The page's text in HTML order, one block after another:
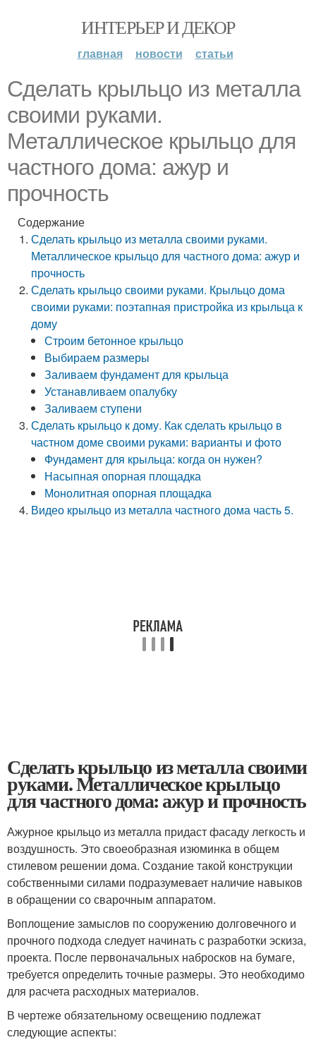
ИНТЕРЬЕР И ДЕКОР
главная новости статьи
Сделать крыльцо из металла
своими руками.
Металлическое крыльцо для
частного дома: ажур и
прочность
Содержание
Сделать крыльцо из металла своими руками.
Металлическое крыльцо для частного дома: ажур и
прочность
Сделать крыльцо своими руками. Крыльцо дома
своими руками: поэтапная пристройка из крыльца к
дому
Строим бетонное крыльцо
Выбираем размеры
Заливаем фундамент для крыльца
Устанавливаем опалубку
Заливаем ступени
Сделать крыльцо к дому. Как сделать крыльцо в
частном доме своими руками: варианты и фото
Фундамент для крыльца: когда он нужен?
Насыпная опорная площадка
Монолитная опорная площадка
Видео крыльцо из металла частного дома часть 5.
Сделать крыльцо из металла своими
руками. Металлическое крыльцо
для частного дома: ажур и прочность
Ажурное крыльцо из металла придаст фасаду легкость и
воздушность. Это своеобразная изюминка в общем
стилевом решении дома. Создание такой конструкции
собственными силами подразумевает наличие навыков
в обращении со сварочным аппаратом.
Воплощение замыслов по сооружению долговечного и
прочного подхода следует начинать с разработки эскиза,
проекта. После первоначальных набросков на бумаге,
требуется определить точные размеры. Это необходимо
для расчета расходных материалов.
В чертеже обязательному освещению подлежат
следующие аспекты: